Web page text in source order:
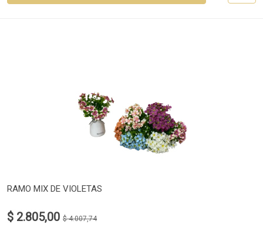
RAMO MIX DE VIOLETAS
$ 2.805,00 $ 4.007,74